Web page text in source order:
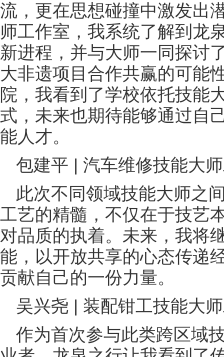
流，更在思想碰撞中激发出
师工作室，我系统了解到龙
新进程，并与大师一同探讨
大非遗项目合作共赢的可能
院，我看到了学校依托技能
式，未来也期待能够通过自
能人才。
包建平 | 汽车维修技能大
此次不同领域技能大师之
工艺的精髓，不仅在于技艺
对品质的执着。未来，我将
能，以开放共享的心态传递
贡献自己的一份力量。
吴兴尧 | 装配钳工技能大
作为首次参与此类跨区域